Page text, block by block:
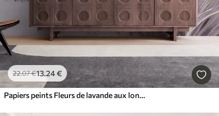
22.07€13.24€
Papiers peints Fleurs de lavande aux longues tiges et feuilles, œuvre d'art aux textures douces aux tons pastel